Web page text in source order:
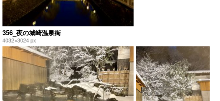
356_夜の城崎温泉街
4032×3024 px